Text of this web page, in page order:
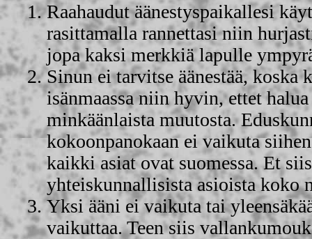
Raahaudut äänestyspaikallesi
rasittamalla rannettasi niin
jopa kaksi merkkiä lapulle
Sinun ei tarvitse äänestää, koska
isänmaassa niin hyvin, ettet
minkäänlaista muutosta.
kokoonpanokaan ei vaikuta
kaikki asiat ovat suomessa. Et
yhteiskunnallisista asioista koko
Yksi ääni ei vaikuta tai
vaikuttaa. Teen siis